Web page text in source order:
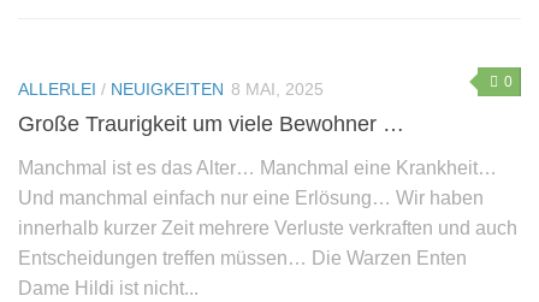
0
ALLERLEI / NEUIGKEITEN 8 MAI, 2025
Große Traurigkeit um viele Bewohner …
Manchmal ist es das Alter… Manchmal eine Krankheit…
Und manchmal einfach nur eine Erlösung… Wir haben
innerhalb kurzer Zeit mehrere Verluste verkraften und auch
Entscheidungen treffen müssen… Die Warzen Enten
Dame Hildi ist nicht...